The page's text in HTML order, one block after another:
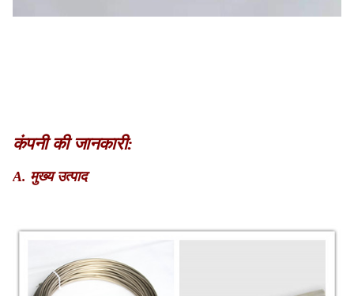
कंपनी की जानकारी:
A. मुख्य उत्पाद